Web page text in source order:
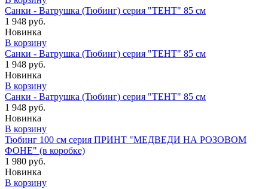
Санки - Ватрушка (Тюбинг) серия "ТЕНТ" 85 см
1 948 руб.
Новинка
В корзину
Санки - Ватрушка (Тюбинг) серия "ТЕНТ" 85 см
1 948 руб.
Новинка
В корзину
Санки - Ватрушка (Тюбинг) серия "ТЕНТ" 85 см
1 948 руб.
Новинка
В корзину
Тюбинг 100 см серия ПРИНТ "МЕДВЕДИ НА РОЗОВОМ
ФОНЕ" (в коробке)
1 980 руб.
Новинка
В корзину